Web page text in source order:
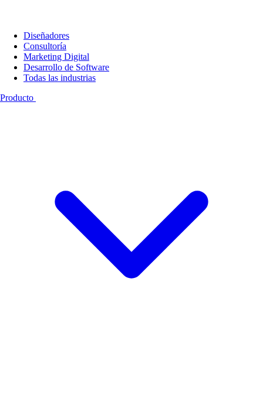
Diseñadores
Consultoría
Marketing Digital
Desarrollo de Software
Todas las industrias
Producto